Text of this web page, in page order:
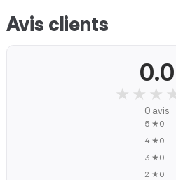
Avis clients
0.0
0 avis
5 ★0
4 ★0
3 ★0
2 ★0